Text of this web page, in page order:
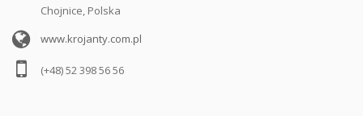
Chojnice, Polska
www.krojanty.com.pl
(+48) 52 398 56 56